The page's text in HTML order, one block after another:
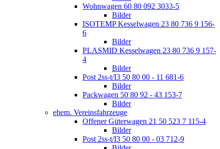
Wohnwagen 60 80 092 3033-5
Bilder
ISOTEMP Kesselwagen 23 80 736 9 156-
6
Bilder
PLASMID Kesselwagen 23 80 736 9 157-
4
Bilder
Post 2ss-t/I3 50 80 00 - 11 681-6
Bilder
Packwagen 50 80 92 - 43 153-7
Bilder
ehem. Vereinsfahrzeuge
Offener Güterwagen 21 50 523 7 115-4
Bilder
Post 2ss-t/I3 50 80 00 - 03 712-9